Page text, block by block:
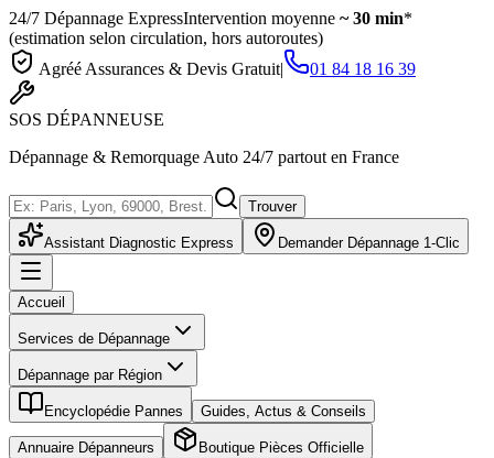
24/7 Dépannage ExpressIntervention moyenne ~ 30 min*
(estimation selon circulation, hors autoroutes)
Agréé Assurances & Devis Gratuit| 01 84 18 16 39
SOS DÉPANNEUSE
Dépannage & Remorquage Auto 24/7 partout en France
Trouver
Assistant Diagnostic Express Demander Dépannage 1-Clic
Accueil
Services de Dépannage
Dépannage par Région
Encyclopédie Pannes Guides, Actus & Conseils
Annuaire Dépanneurs Boutique Pièces Officielle